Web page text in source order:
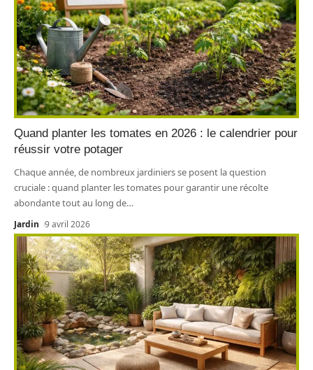
Quand planter les tomates en 2026 : le calendrier pour
réussir votre potager
Chaque année, de nombreux jardiniers se posent la question
cruciale : quand planter les tomates pour garantir une récolte
abondante tout au long de…
Jardin 9 avril 2026